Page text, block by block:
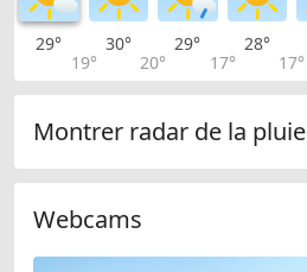
29°
19°
30°
20°
29°
17°
28°
17°
Montrer radar de la pluie
Webcams